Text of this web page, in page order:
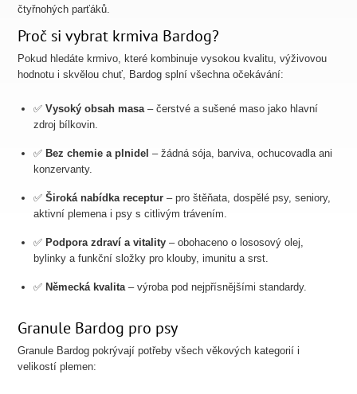
čtyřnohých parťáků.
Proč si vybrat krmiva Bardog?
Pokud hledáte krmivo, které kombinuje vysokou kvalitu, výživovou
hodnotu i skvělou chuť, Bardog splní všechna očekávání:
✅Vysoký obsah masa– čerstvé a sušené maso jako hlavní
zdroj bílkovin.
✅ Bez chemie a plnidel – žádná sója, barviva, ochucovadla ani
konzervanty.
✅Široká nabídka receptur – pro štěňata, dospělé psy, seniory,
aktivní plemena i psy s citlivým trávením.
✅ Podpora zdraví a vitality – obohaceno o lososový olej,
bylinky a funkční složky pro klouby, imunitu a srst.
✅ Německá kvalita– výroba pod nejpřísnějšími standardy.
Granule Bardog pro psy
Granule Bardog pokrývají potřeby všech věkových kategorií i
velikostí plemen: